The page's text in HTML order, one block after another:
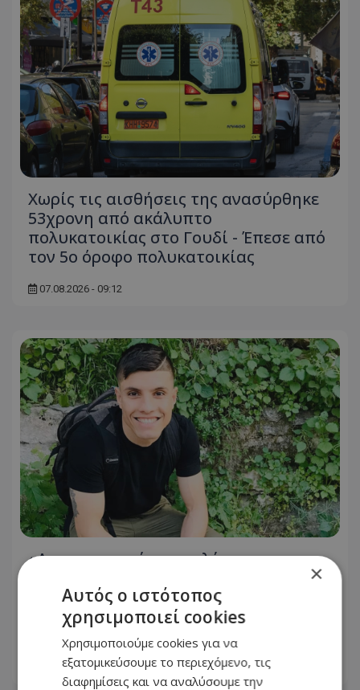
Χωρίς τις αισθήσεις της ανασύρθηκε
53χρονη από ακάλυπτο
πολυκατοικίας στο Γουδί - Έπεσε από
τον 5ο όροφο πολυκατοικίας
07.08.2026 - 09:12
«Δεν το πιστεύουμε», λένε οι
Αφγανό στη Λέσβο - Η αρχική εκδοχή
για το φονικό στην Κυψέλη και η
σιωπή στην απολογία
07.08.2026 - 08:16
×
Αυτός ο ιστότοπος
χρησιμοποιεί cookies
Χρησιμοποιούμε cookies για να
εξατομικεύσουμε το περιεχόμενο, τις
διαφημίσεις και να αναλύσουμε την